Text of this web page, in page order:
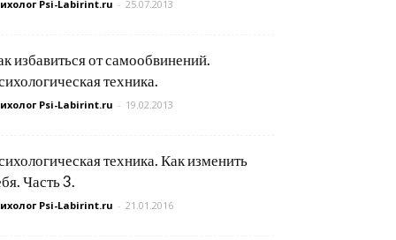
Psi-Labirint.ru - 25.07.2013
избавиться от самообвинений.
техника.
Psi-Labirint.ru - 19.02.2013
техника. Как изменить
Часть 3.
Psi-Labirint.ru - 21.01.2016